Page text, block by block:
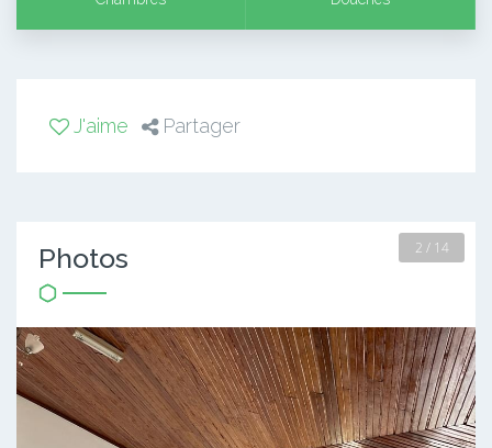
J'aime Partager
Photos 2 / 14